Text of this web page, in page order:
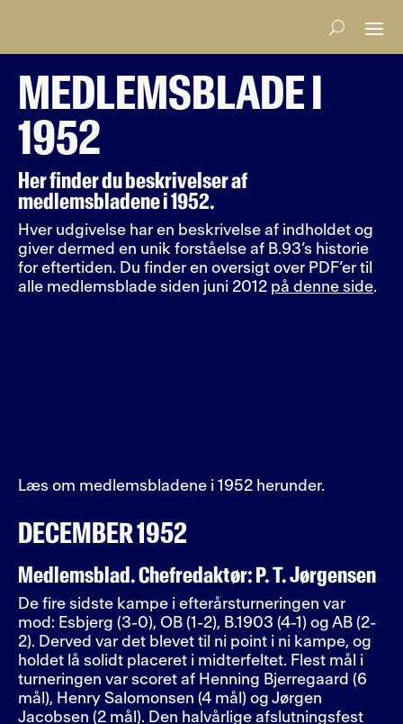
MEDLEMSBLADE I
1952
Her finder du beskrivelser af
medlemsbladene i 1952.
Hver udgivelse har en beskrivelse af indholdet og
giver dermed en unik forståelse af B.93’s historie
for eftertiden. Du finder en oversigt over PDF’er til
alle medlemsblade siden juni 2012 på denne side.
Læs om medlemsbladene i 1952 herunder.
DECEMBER 1952
Medlemsblad. Chefredaktør: P. T. Jørgensen
De fire sidste kampe i efterårsturneringen var
mod: Esbjerg (3-0), OB (1-2), B.1903 (4-1) og AB (2-
2). Derved var det blevet til ni point i ni kampe, og
holdet lå solidt placeret i midterfeltet. Flest mål i
turneringen var scoret af Henning Bjerregaard (6
mål), Henry Salomonsen (4 mål) og Jørgen
Jacobsen (2 mål). Den halvårlige afslutningsfest